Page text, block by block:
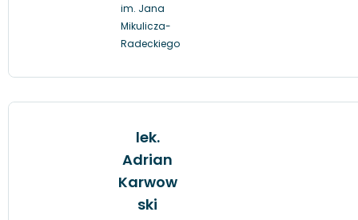
im. Jana
Mikulicza-
Radeckiego
lek.
Adrian
Karwow
ski